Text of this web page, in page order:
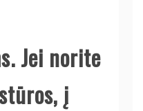
Jei norite
į